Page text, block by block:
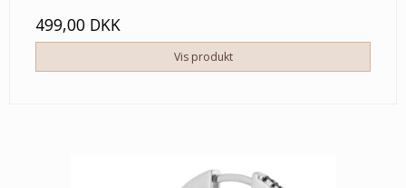
499,00 DKK
Vis produkt